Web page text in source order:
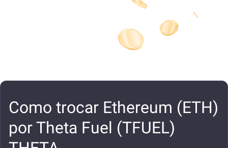
Como trocar Ethereum (ETH)
por Theta Fuel (TFUEL)